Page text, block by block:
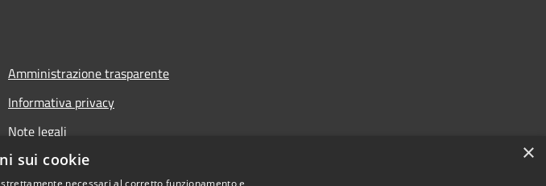
Amministrazione trasparente
Informativa privacy
Note legali
Dichiarazione di accessibilità
×
sui cookie
necessari al corretto funzionamento e